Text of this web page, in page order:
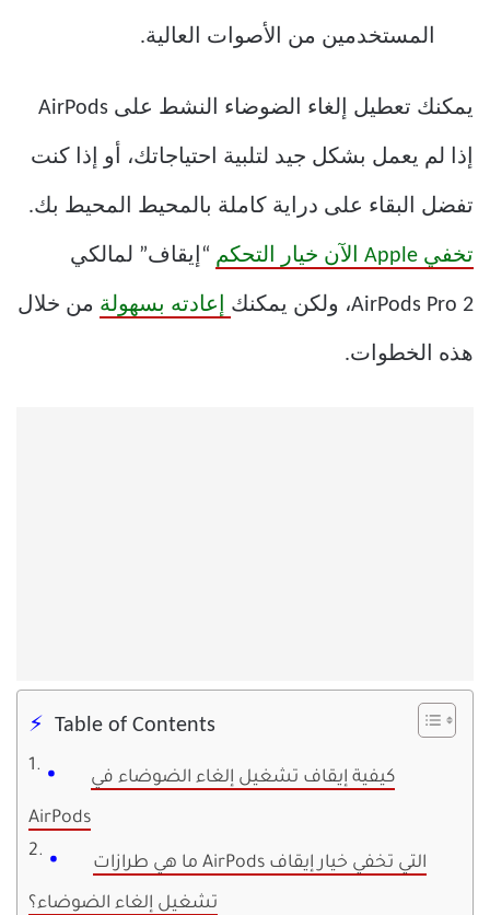
المستخدمين من الأصوات العالية.
يمكنك تعطيل إلغاء الضوضاء النشط على AirPods
إذا لم يعمل بشكل جيد لتلبية احتياجاتك، أو إذا كنت
تفضل البقاء على دراية كاملة بالمحيط المحيط بك.
تخفي Apple الآن خيار التحكم “إيقاف” لمالكي
AirPods Pro 2، ولكن يمكنك إعادته بسهولة من خلال
هذه الخطوات.
Table of Contents
كيفية إيقاف تشغيل إلغاء الضوضاء في
AirPods
ما هي طرازات AirPods التي تخفي خيار إيقاف
تشغيل إلغاء الضوضاء؟